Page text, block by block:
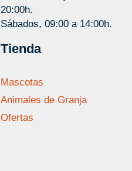
20:00h.
Sábados, 09:00 a 14:00h.
Tienda
Mascotas
Animales de Granja
Ofertas